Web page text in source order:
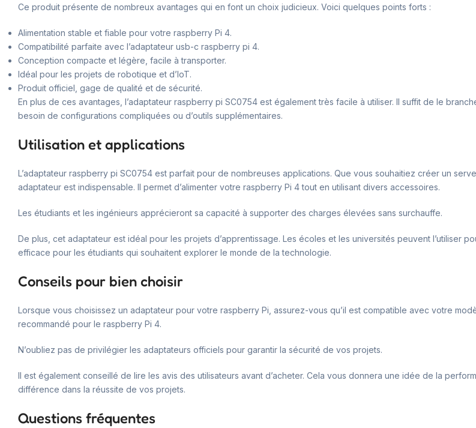
Ce produit présente de nombreux avantages qui en font un choix judicieux. Voici quelques points forts :
Alimentation stable et fiable pour votre raspberry Pi 4.
Compatibilité parfaite avec l’adaptateur usb-c raspberry pi 4.
Conception compacte et légère, facile à transporter.
Idéal pour les projets de robotique et d’IoT.
Produit officiel, gage de qualité et de sécurité.
En plus de ces avantages, l’adaptateur raspberry pi SC0754 est également très facile à utiliser. Il suffit de le
besoin de configurations compliquées ou d’outils supplémentaires.
Utilisation et applications
L’adaptateur raspberry pi SC0754 est parfait pour de nombreuses applications. Que vous souhaitiez créer un
adaptateur est indispensable. Il permet d’alimenter votre raspberry Pi 4 tout en utilisant divers accessoires.
Les étudiants et les ingénieurs apprécieront sa capacité à supporter des charges élevées sans surchauffe.
De plus, cet adaptateur est idéal pour les projets d’apprentissage. Les écoles et les universités peuvent l’utiliser
efficace pour les étudiants qui souhaitent explorer le monde de la technologie.
Conseils pour bien choisir
Lorsque vous choisissez un adaptateur pour votre raspberry Pi, assurez-vous qu’il est compatible avec votre
recommandé pour le raspberry Pi 4.
N’oubliez pas de privilégier les adaptateurs officiels pour garantir la sécurité de vos projets.
Il est également conseillé de lire les avis des utilisateurs avant d’acheter. Cela vous donnera une idée de la
différence dans la réussite de vos projets.
Questions fréquentes